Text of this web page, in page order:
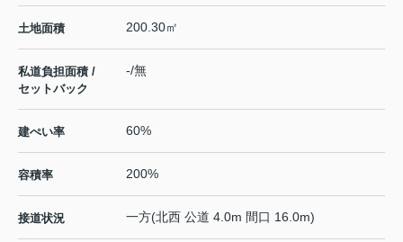
土地面積 200.30㎡
私道負担面積 /
セットバック
-/無
建ぺい率 60%
容積率 200%
接道状況 一方(北西 公道 4.0m 間口 16.0m)